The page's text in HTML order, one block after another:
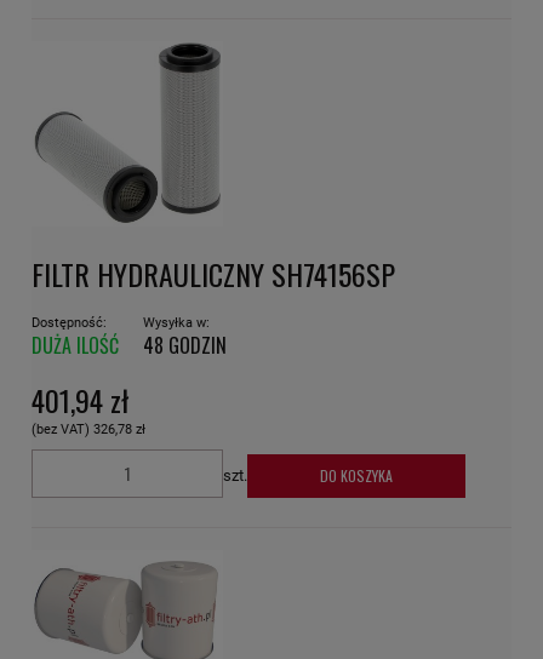
FILTR HYDRAULICZNY SH74156SP
Dostępność:
DUŻA ILOŚĆ
Wysyłka w:
48 GODZIN
401,94 zł
(bez VAT) 326,78 zł
szt. DO KOSZYKA